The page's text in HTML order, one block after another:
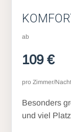
ab
109 €
pro Zimmer/Nacht
Besonders
und viel